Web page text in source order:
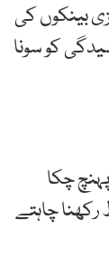
نے مرکزی بینکوں کی
کو سونا
فی اونس سونا 4039 کی سطح پر پہنچ چکا
چاہتے